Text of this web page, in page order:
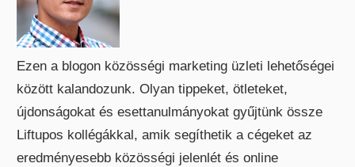
Ezen a blogon közösségi marketing üzleti lehetőségei
között kalandozunk. Olyan tippeket, ötleteket,
újdonságokat és esettanulmányokat gyűjtünk össze
Liftupos kollégákkal, amik segíthetik a cégeket az
eredményesebb közösségi jelenlét és online